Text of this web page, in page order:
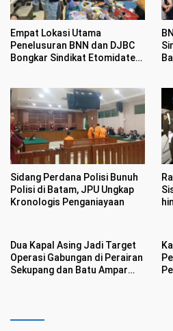
Empat Lokasi Utama
Penelusuran BNN dan DJBC
Bongkar Sindikat Etomidate
Sidang Perdana Polisi Bunuh
Polisi di Batam, JPU Ungkap
Kronologis Penganiayaan
Dua Kapal Asing Jadi Target
Operasi Gabungan di Perairan
Sekupang dan Batu Ampar